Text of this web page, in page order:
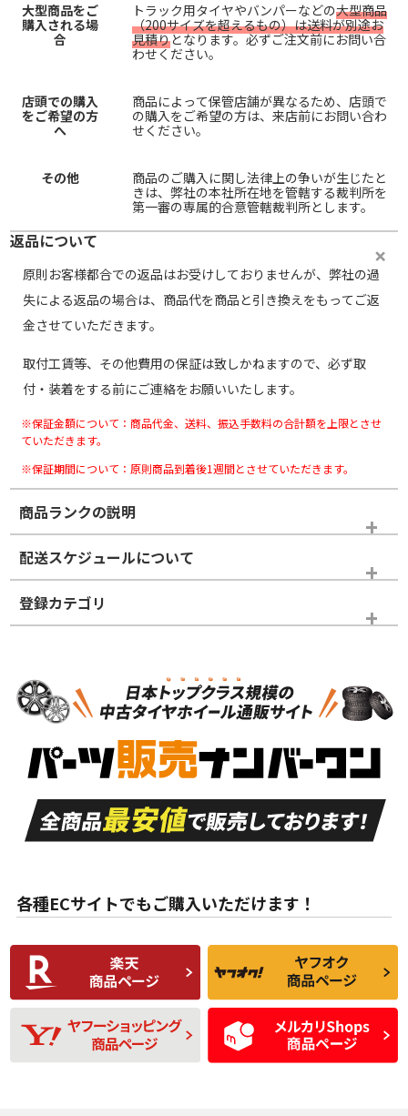
大型商品をご
購入される場
合
トラック用タイヤやバンパーなどの大型商品
（200サイズを超えるもの）は送料が別途お
見積りとなります。必ずご注文前にお問い合
わせください。
店頭での購入
をご希望の方
へ
商品によって保管店舗が異なるため、店頭で
の購入をご希望の方は、来店前にお問い合わ
せください。
その他
商品のご購入に関し法律上の争いが生じたと
きは、弊社の本社所在地を管轄する裁判所を
第一審の専属的合意管轄裁判所とします。
返品について
原則お客様都合での返品はお受けしておりませんが、弊社の過
失による返品の場合は、商品代を商品と引き換えをもってご返
金させていただきます。
取付工賃等、その他費用の保証は致しかねますので、必ず取
付・装着をする前にご連絡をお願いいたします。
※保証金額について：商品代金、送料、振込手数料の合計額を上限とさせ
ていただきます。
※保証期間について：原則商品到着後1週間とさせていただきます。
商品ランクの説明
※商品ランクは出品者の主観により判断しておりますので、あら
かじめご了承ください。
ホイールランク
S
品）
S
新車外し品（新古
付き
A
走行距離も少なく、
目立つ傷もほとんど
ない中古品
A
走行距離も少なく、
非常に状態の良い中
古品
な中古品
んどない中古品
C
比較的きれいな中古
品
C
られるが、使用に問
題のない中古品
D
使用感や目立つ傷が
あり、一般的な中古
品
D
残り溝も少なく、偏
磨耗がみられ、短期
間使用できるくらい
の中古品
配送スケジュールについて
登録カテゴリ
タイヤホイールセット
各種ECサイトでもご購入いただけます！